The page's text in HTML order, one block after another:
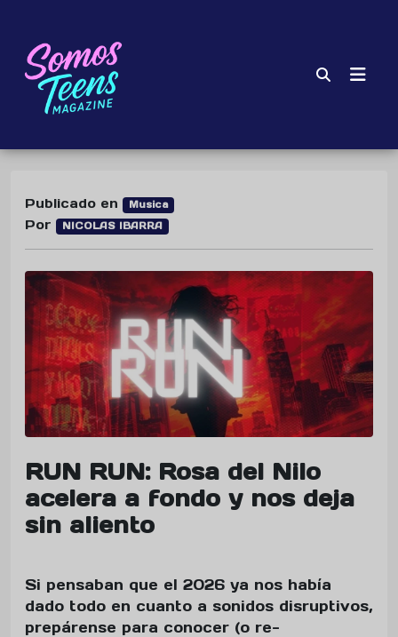
Publicado en Musica
Por NICOLAS IBARRA
RUN RUN: Rosa del Nilo
acelera a fondo y nos deja
sin aliento
Si pensaban que el 2026 ya nos había
dado todo en cuanto a sonidos disruptivos,
prepárense para conocer (o re-